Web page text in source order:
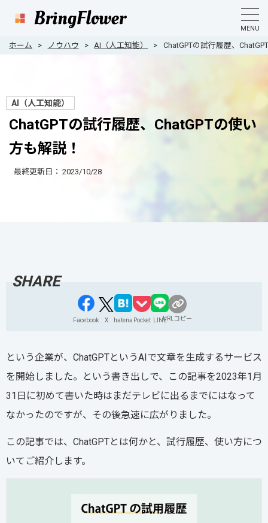
MENU
ホーム ノウハウ AI（人工知能） ChatGPTの試行履歴、
AI（人工知能）
ChatGPTの試行履歴、ChatGPTの使い
方も解説！
最終更新日： 2023/10/28
Facebook X hatena Pocket LINEURLコピー
という企業が、ChatGPTというAIで文章を生成するサービス
を開始しました。という書き出しで、この記事を2023年1月
31日に初めて書いた時はまだテレビに出るまでにはなって
なかったのですが、その後急速に広がりました。
この記事では、ChatGPTとは何かと、試行履歴、使い方につ
いてご紹介します。